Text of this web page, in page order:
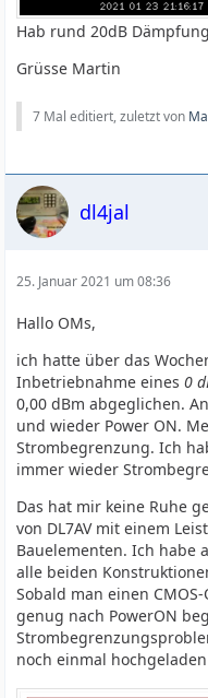
Hab rund 20dB
Grüsse Martin
7 Mal editiert, zuletzt von
dl4jal
25. Januar 2021 um 08:36
Hallo OMs,
ich hatte über das
Inbetriebnahme eines0
0,00 dBm abgeglichen.
und wieder Power ON.
Strombegrenzung. Ich
immer wieder
Das hat mir keine Ruhe
von DL7AV mit einem
Bauelementen. Ich habe
alle beiden
Sobald man einen
genug nach PowerON
noch einmal